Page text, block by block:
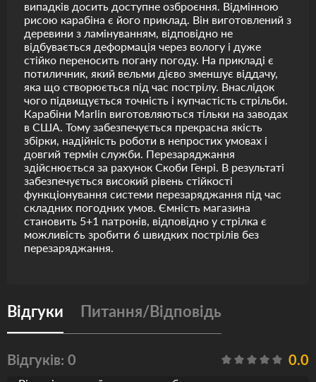
випадків досить доступне озброєння. Відмінною
рисою карабіна є його приклад. Він виготовлений з
деревини з ламінуванням, відповідно не
відбувається деформація через вологу і дуже
стійко переносить погану погоду. На прикладі є
потиличник, який вельми дієво зменшує віддачу,
яка що створюється під час пострілу. Внаслідок
чого підвищується точність і купчастість стрільби.
Карабіни Marlin виготовляються тільки на заводах
в США. Тому забезпечується прекрасна якість
збірки, надійність роботи в непростих умовах і
довгий термін служби. Перезаряджання
здійснюється за рахунок Скоби Генрі. В результаті
забезпечується високий рівень стійкості
функціонування системи перезаряджання під час
складних погодних умов. Ємність магазина
становить 5+1 патронів, відповідно у стрілка є
можливість зробити 6 швидких пострілів без
перезаряджання.
Відгуки Питання/Відповідь
Відгуків: 0 0.0